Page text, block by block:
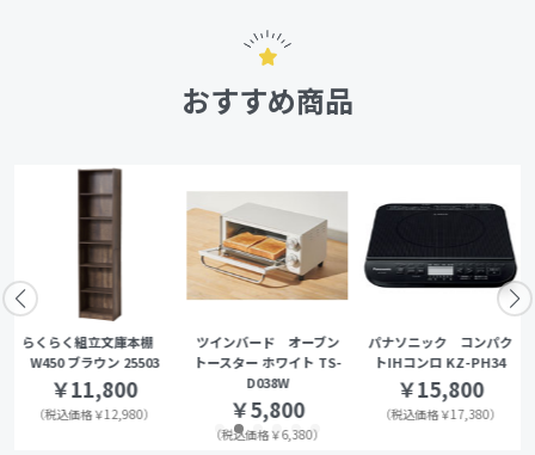
おすすめ商品
らくらく組立文庫本棚
W450 ブラウン 25503
￥11,800
（税込価格￥12,980）
ツインバード オーブン
トースター ホワイト TS-
D038W
￥5,800
（税込価格￥6,380）
パナソニック コンパク
トIHコンロ KZ-PH34
￥15,800
（税込価格￥17,380）